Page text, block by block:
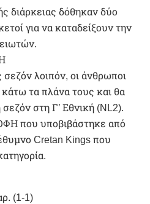
διάρκειας δόθηκαν δύο
για να καταδείξουν την
λοιπόν, οι άνθρωποι
τα πλάνα τους και θα
στη Γ’ Εθνική (NL2).
που υποβιβάστηκε από
Cretan Kings που
(1-1)